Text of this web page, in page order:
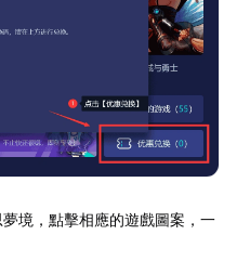
境，點擊相應的遊戲圖案，一